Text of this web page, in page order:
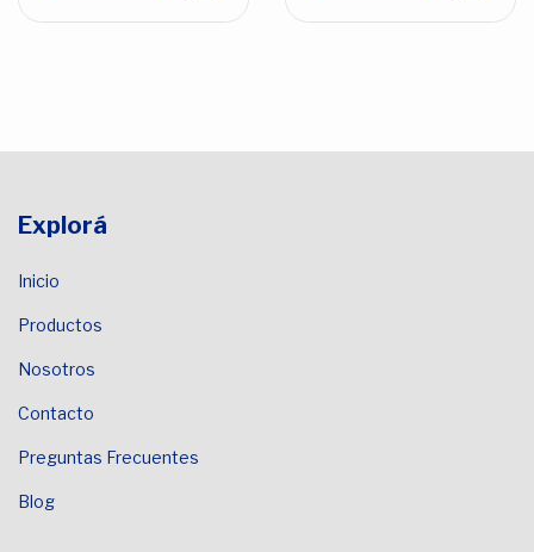
Explorá
Inicio
Productos
Nosotros
Contacto
Preguntas Frecuentes
Blog